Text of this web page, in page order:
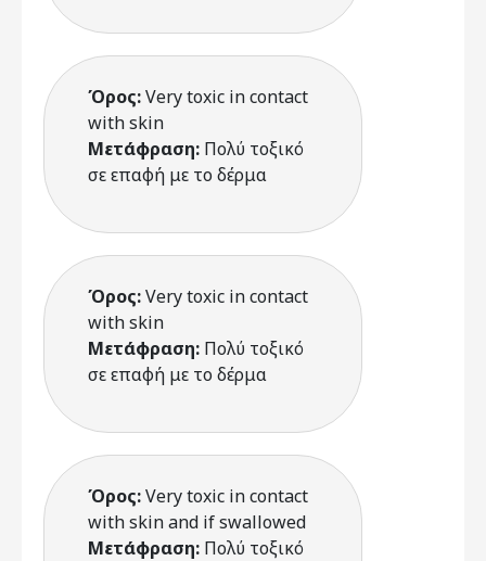
Όρος:Very toxic in contact
with skin
Μετάφραση: Πολύ τοξικό
σε επαφή με το δέρμα
Όρος:Very toxic in contact
with skin
Μετάφραση: Πολύ τοξικό
σε επαφή με το δέρμα
Όρος:Very toxic in contact
with skin and if swallowed
Μετάφραση: Πολύ τοξικό